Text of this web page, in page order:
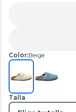
Color:Beige
Talla